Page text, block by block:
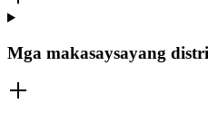
Mga makasaysayang